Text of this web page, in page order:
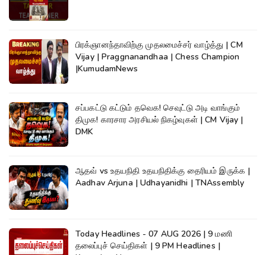
பிரக்ஞானந்தாவிற்கு முதலமைச்சர் வாழ்த்து | CM
Vijay | Praggnanandhaa | Chess Champion
|KumudamNews
சப்பகட்டு கட்டும் தவெக! செவுட்டு அடி வாங்கும்
திமுக! காரசார அரசியல் நிகழ்வுகள் | CM Vijay |
DMK
ஆதவ் vs உதயநிதி உதயநிதிக்கு தைரியம் இருக்க |
Aadhav Arjuna | Udhayanidhi | TNAssembly
Today Headlines - 07 AUG 2026 | 9 மணி
தலைப்புச் செய்திகள் | 9 PM Headlines |